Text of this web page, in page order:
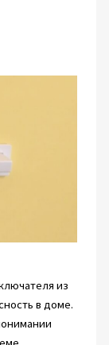
из
в доме.